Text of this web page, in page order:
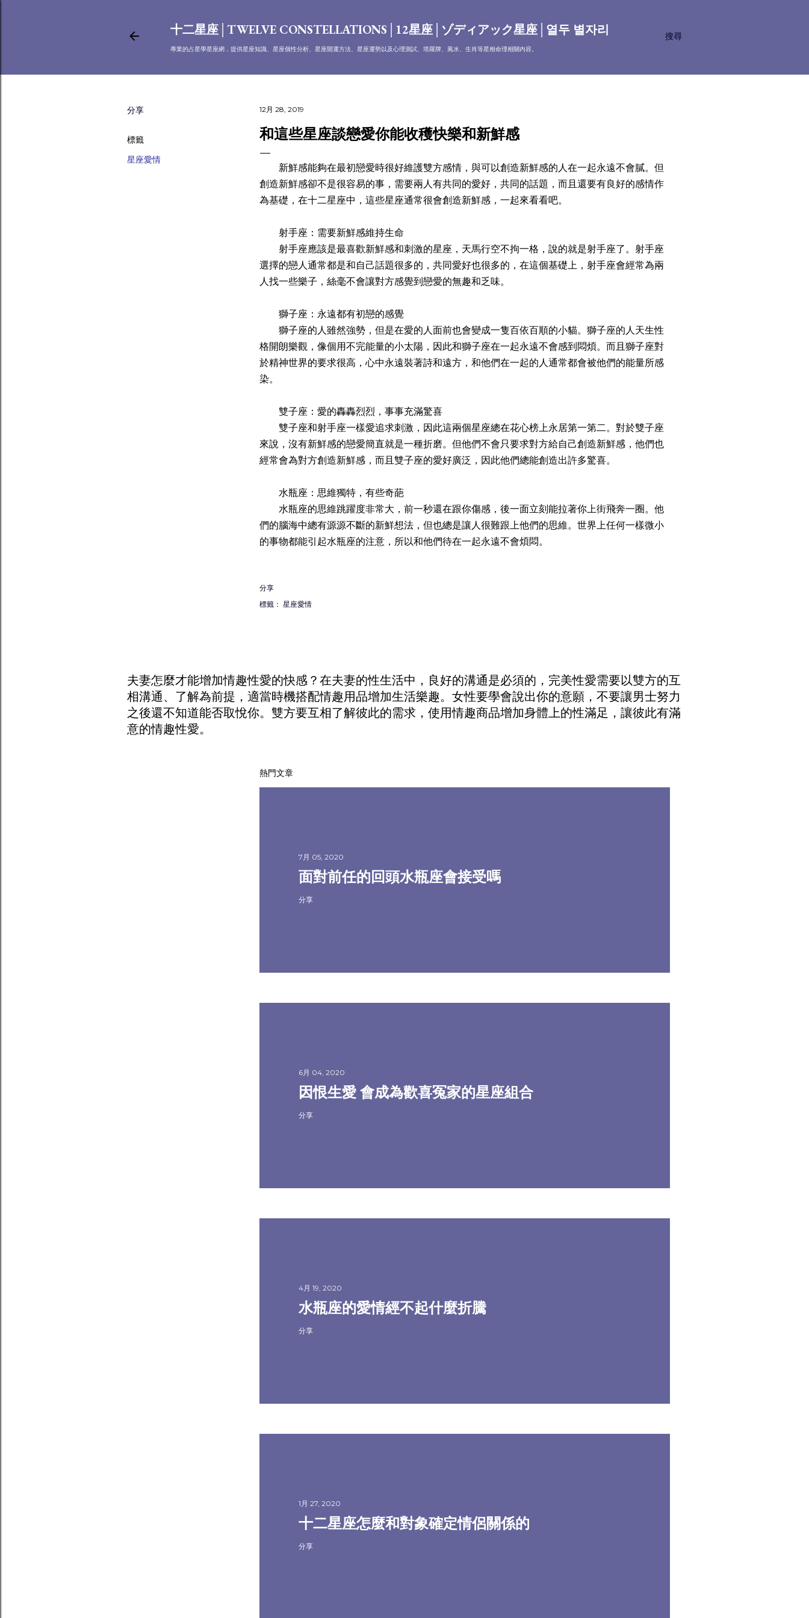
搜尋
十二星座│TWELVE CONSTELLATIONS│12星座│ゾディアック星座│열두 별자리
專業的占星學星座網，提供星座知識、星座個性分析、星座開運方法、星座運勢以及心理測試、塔羅牌、風水、生肖等星相命理相關內容。
分享
標籤
星座愛情
12月 28, 2019
和這些星座談戀愛你能收穫快樂和新鮮感
新鮮感能夠在最初戀愛時很好維護雙方感情，與可以創造新鮮感的人在一起永遠不會膩。但
創造新鮮感卻不是很容易的事，需要兩人有共同的愛好，共同的話題，而且還要有良好的感情作
為基礎，在十二星座中，這些星座通常很會創造新鮮感，一起來看看吧。
射手座：需要新鮮感維持生命
射手座應該是最喜歡新鮮感和刺激的星座，天馬行空不拘一格，說的就是射手座了。射手座
選擇的戀人通常都是和自己話題很多的，共同愛好也很多的，在這個基礎上，射手座會經常為兩
人找一些樂子，絲毫不會讓對方感覺到戀愛的無趣和乏味。
獅子座：永遠都有初戀的感覺
獅子座的人雖然強勢，但是在愛的人面前也會變成一隻百依百順的小貓。獅子座的人天生性
格開朗樂觀，像個用不完能量的小太陽，因此和獅子座在一起永遠不會感到悶煩。而且獅子座對
於精神世界的要求很高，心中永遠裝著詩和遠方，和他們在一起的人通常都會被他們的能量所感
染。
雙子座：愛的轟轟烈烈，事事充滿驚喜
雙子座和射手座一樣愛追求刺激，因此這兩個星座總在花心榜上永居第一第二。對於雙子座
來說，沒有新鮮感的戀愛簡直就是一種折磨。但他們不會只要求對方給自己創造新鮮感，他們也
經常會為對方創造新鮮感，而且雙子座的愛好廣泛，因此他們總能創造出許多驚喜。
水瓶座：思維獨特，有些奇葩
水瓶座的思維跳躍度非常大，前一秒還在跟你傷感，後一面立刻能拉著你上街飛奔一圈。他
們的腦海中總有源源不斷的新鮮想法，但也總是讓人很難跟上他們的思維。世界上任何一樣微小
的事物都能引起水瓶座的注意，所以和他們待在一起永遠不會煩悶。
分享
標籤： 星座愛情
夫妻怎麼才能增加情趣性愛的快感？在夫妻的性生活中，良好的溝通是必須的，完美性愛需要以雙方的互
相溝通、了解為前提，適當時機搭配情趣用品增加生活樂趣。女性要學會說出你的意願，不要讓男士努力
之後還不知道能否取悅你。雙方要互相了解彼此的需求，使用情趣商品增加身體上的性滿足，讓彼此有滿
意的情趣性愛。
熱門文章
7月 05, 2020
面對前任的回頭水瓶座會接受嗎
分享
6月 04, 2020
因恨生愛 會成為歡喜冤家的星座組合
分享
4月 19, 2020
水瓶座的愛情經不起什麼折騰
分享
1月 27, 2020
十二星座怎麼和對象確定情侶關係的
分享